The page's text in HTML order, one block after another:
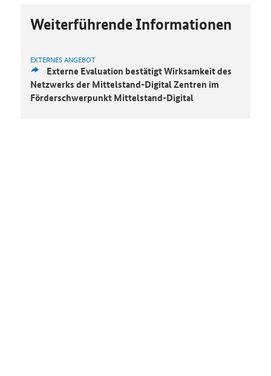
Weiterführende Informationen
EXTERNES ANGEBOT
Externe Evaluation bestätigt Wirksamkeit des
Netzwerks der Mittelstand-Digital Zentren im
Förderschwerpunkt Mittelstand-Digital